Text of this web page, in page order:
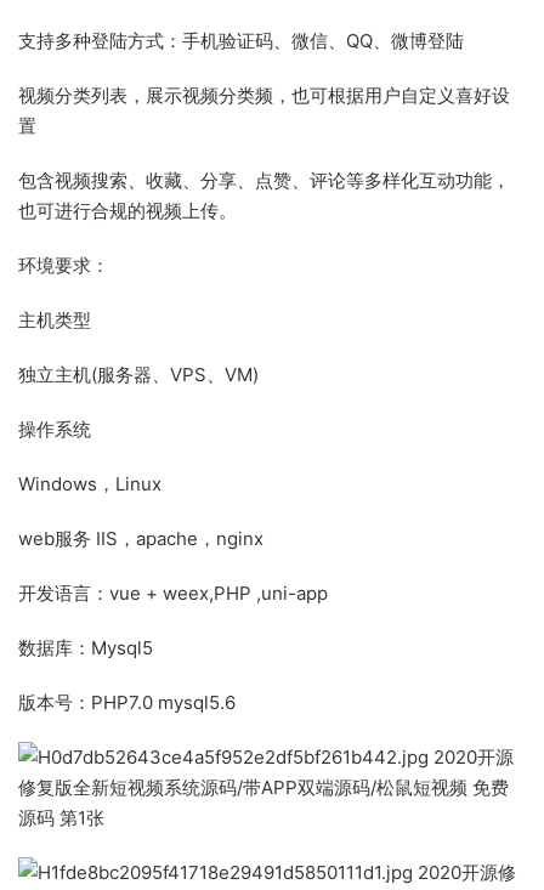
支持多种登陆方式：手机验证码、微信、QQ、微博登陆
视频分类列表，展示视频分类频，也可根据用户自定义喜好设
置
包含视频搜索、收藏、分享、点赞、评论等多样化互动功能，
也可进行合规的视频上传。
环境要求：
主机类型
独立主机(服务器、VPS、VM)
操作系统
Windows，Linux
web服务 IIS，apache，nginx
开发语言：vue + weex,PHP ,uni-app
数据库：Mysql5
版本号：PHP7.0 mysql5.6